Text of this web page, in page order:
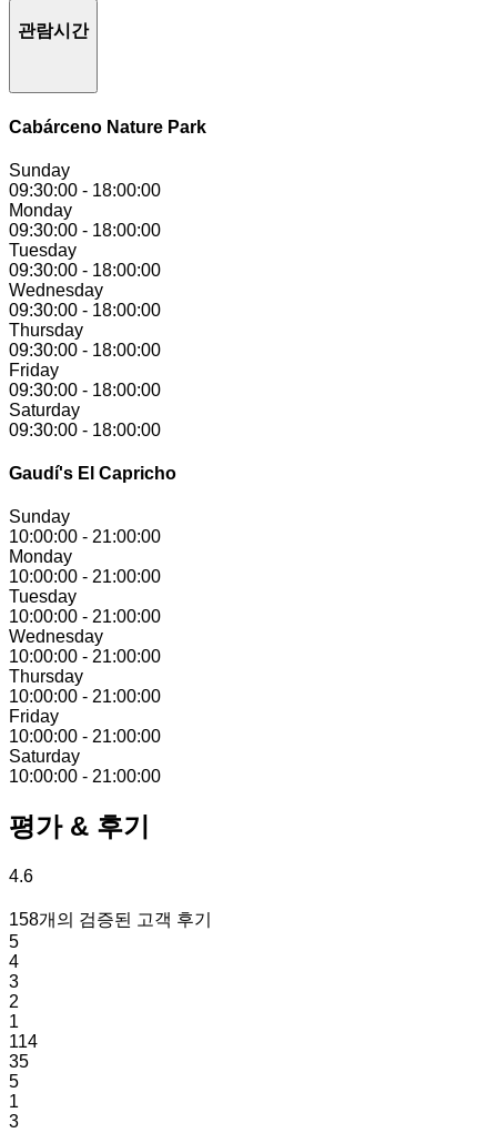
관람시간
Cabárceno Nature Park
Sunday
09:30:00 - 18:00:00
Monday
09:30:00 - 18:00:00
Tuesday
09:30:00 - 18:00:00
Wednesday
09:30:00 - 18:00:00
Thursday
09:30:00 - 18:00:00
Friday
09:30:00 - 18:00:00
Saturday
09:30:00 - 18:00:00
Gaudí's El Capricho
Sunday
10:00:00 - 21:00:00
Monday
10:00:00 - 21:00:00
Tuesday
10:00:00 - 21:00:00
Wednesday
10:00:00 - 21:00:00
Thursday
10:00:00 - 21:00:00
Friday
10:00:00 - 21:00:00
Saturday
10:00:00 - 21:00:00
평가 & 후기
4.6
158개의 검증된 고객 후기
5
4
3
2
1
114
35
5
1
3